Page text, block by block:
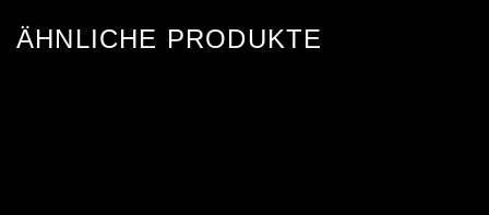
ÄHNLICHE PRODUKTE